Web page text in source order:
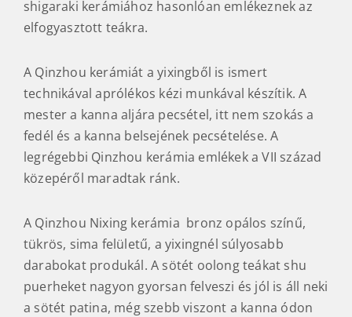
shigaraki kerámiához hasonlóan emlékeznek az
elfogyasztott teákra.
A Qinzhou kerámiát a yixingből is ismert
technikával aprólékos kézi munkával készítik. A
mester a kanna aljára pecsétel, itt nem szokás a
fedél és a kanna belsejének pecsételése. A
legrégebbi Qinzhou kerámia emlékek a VII század
közepéről maradtak ránk.
A Qinzhou Nixing kerámia bronz opálos színű,
tükrös, sima felületű, a yixingnél súlyosabb
darabokat produkál. A sötét oolong teákat shu
puerheket nagyon gyorsan felveszi és jól is áll neki
a sötét patina, még szebb viszont a kanna ódon